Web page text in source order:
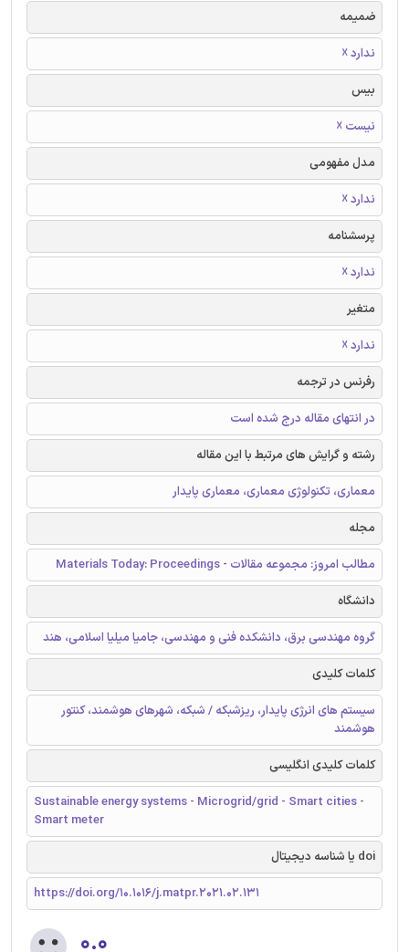
ضمیمه
ندارد ☓
بیس
نیست ☓
مدل مفهومی
ندارد ☓
پرسشنامه
ندارد ☓
متغیر
ندارد ☓
رفرنس در ترجمه
در انتهای مقاله درج شده است
رشته و گرایش های مرتبط با این مقاله
معماری، تکنولوژی معماری، معماری پایدار
مجله
مطالب امروز: مجموعه مقالات - Materials Today: Proceedings
دانشگاه
گروه مهندسی برق، دانشکده فنی و مهندسی، جامیا میلیا اسلامی، هند
کلمات کلیدی
سیستم های انرژی پایدار، ریزشبکه / شبکه، شهرهای هوشمند، کنتور
هوشمند
کلمات کلیدی انگلیسی
Sustainable energy systems - Microgrid/grid - Smart cities -
Smart meter
doi یا شناسه دیجیتال
https://doi.org/10.1016/j.matpr.2021.02.131
۰.۰